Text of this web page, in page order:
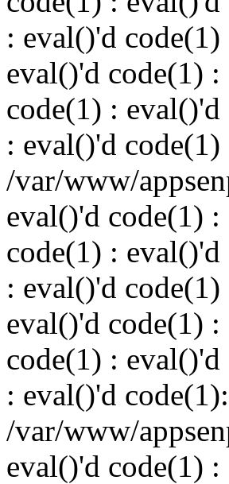
: eval()'d
eval()'d code(1)
code(1) :
: eval()'d
/var/www/
eval()'d code(1)
code(1) :
: eval()'d
eval()'d code(1)
code(1) :
: eval()'d
/var/www/
eval()'d code(1)